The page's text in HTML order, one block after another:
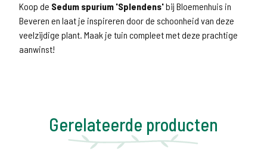
Koop de Sedum spurium 'Splendens'bij Bloemenhuis in
Beveren en laat je inspireren door de schoonheid van deze
veelzijdige plant. Maak je tuin compleet met deze prachtige
aanwinst!
Gerelateerde producten